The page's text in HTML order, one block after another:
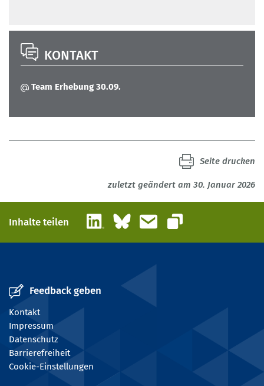
KONTAKT
Team Erhebung 30.09.
zuletzt geändert am 30. Januar 2026
Seite drucken
Inhalte teilen LinkedInBlueskyE-Mail
Link kopieren
Feedback geben
Kontakt
Impressum
Datenschutz
Barrierefreiheit
Cookie-Einstellungen